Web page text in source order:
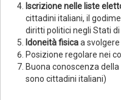
Iscrizione nelle liste
cittadini italiani, il
diritti politici negli Stati
Idoneità fisicaa
Posizione regolare nei
Buona conoscenza
sono cittadini italiani)